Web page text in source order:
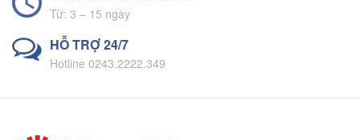
Từ: 3 – 15 ngày
HỖ TRỢ 24/7
Hotline 0243.2222.349